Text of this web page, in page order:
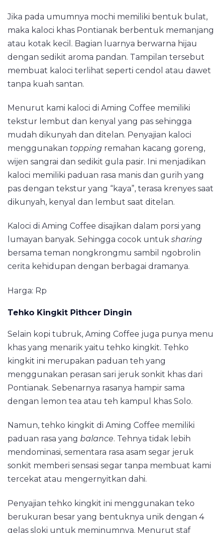
Jika pada umumnya mochi memiliki bentuk bulat,
maka kaloci khas Pontianak berbentuk memanjang
atau kotak kecil. Bagian luarnya berwarna hijau
dengan sedikit aroma pandan. Tampilan tersebut
membuat kaloci terlihat seperti cendol atau dawet
tanpa kuah santan.
Menurut kami kaloci di Aming Coffee memiliki
tekstur lembut dan kenyal yang pas sehingga
mudah dikunyah dan ditelan. Penyajian kaloci
menggunakan topping remahan kacang goreng,
wijen sangrai dan sedikit gula pasir. Ini menjadikan
kaloci memiliki paduan rasa manis dan gurih yang
pas dengan tekstur yang “kaya”, terasa krenyes saat
dikunyah, kenyal dan lembut saat ditelan.
Kaloci di Aming Coffee disajikan dalam porsi yang
lumayan banyak. Sehingga cocok untuk sharing
bersama teman nongkrongmu sambil ngobrolin
cerita kehidupan dengan berbagai dramanya.
Harga: Rp
Tehko Kingkit Pithcer Dingin
Selain kopi tubruk, Aming Coffee juga punya menu
khas yang menarik yaitu tehko kingkit. Tehko
kingkit ini merupakan paduan teh yang
menggunakan perasan sari jeruk sonkit khas dari
Pontianak. Sebenarnya rasanya hampir sama
dengan lemon tea atau teh kampul khas Solo.
Namun, tehko kingkit di Aming Coffee memiliki
paduan rasa yang balance. Tehnya tidak lebih
mendominasi, sementara rasa asam segar jeruk
sonkit memberi sensasi segar tanpa membuat kami
tercekat atau mengernyitkan dahi.
Penyajian tehko kingkit ini menggunakan teko
berukuran besar yang bentuknya unik dengan 4
gelas sloki untuk meminumnya. Menurut staf